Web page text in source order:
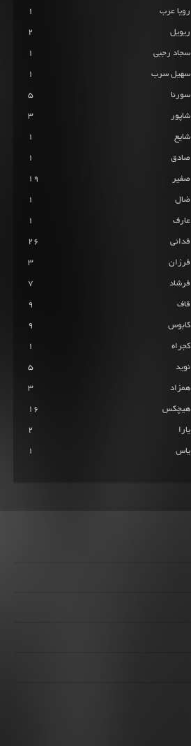
رویا عرب 1
ریویل 2
سجاد رجبی 1
سهیل سرب 1
سورنا 5
شاپور 3
شایع 1
صادق 1
صفیر 19
ضال 1
عارف 1
فدائی 26
فرزان 3
فرشاد 7
قاف 9
کابوس 9
کجراه 1
نوید 5
همزاد 3
هیچکس 16
یارا 2
یاس 1